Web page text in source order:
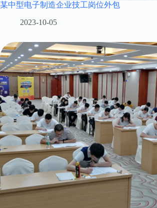
某中型电子制造企业技工岗位外包
2023-10-05